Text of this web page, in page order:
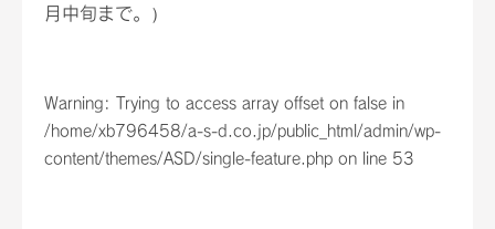
月中旬まで。）
Warning : Trying to access array offset on false in
/home/xb796458/a-s-d.co.jp/public_html/admin/wp-
content/themes/ASD/single-feature.php on line 53